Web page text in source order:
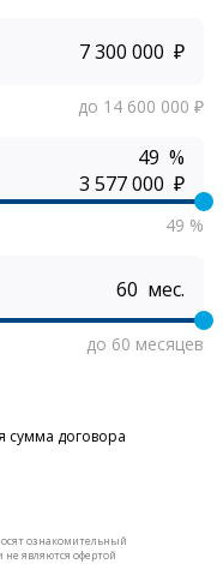
₽
до 14 600 000 ₽
%
₽
49 %
мес.
до 60 месяцев
сумма договора
ознакомительный
не являются офертой